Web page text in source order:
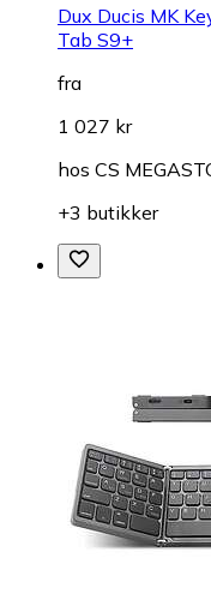
Dux Ducis MK
Tab S9+
fra
1 027 kr
hos CS
+3 butikker